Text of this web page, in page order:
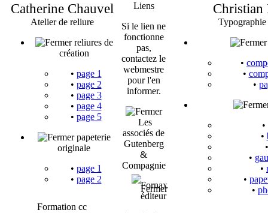
Catherine Chauvel
Atelier de reliure
reliures de
création
• page 1
• page 2
• page 3
• page 4
• page 5
papeterie
originale
• page 1
• page 2
Formation cc
Liens
Si le lien ne
fonctionne
pas,
contactez le
webmestre
pour l'en
informer.
Les
associés de
Gutenberg
&
Compagnie
Fornax
éditeur
Christian
•
•
•
•
•
•
•
•
•